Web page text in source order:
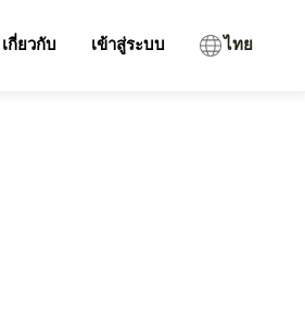
เกี่ยวกับ เข้าสู่ระบบ ไทย